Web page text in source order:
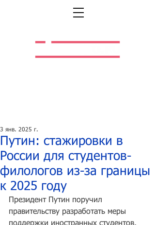
Путин: стажировки в
России для студентов-
филологов из-за границы
к 2025 году
3 янв. 2025 г.
Президент Путин поручил
правительству разработать меры